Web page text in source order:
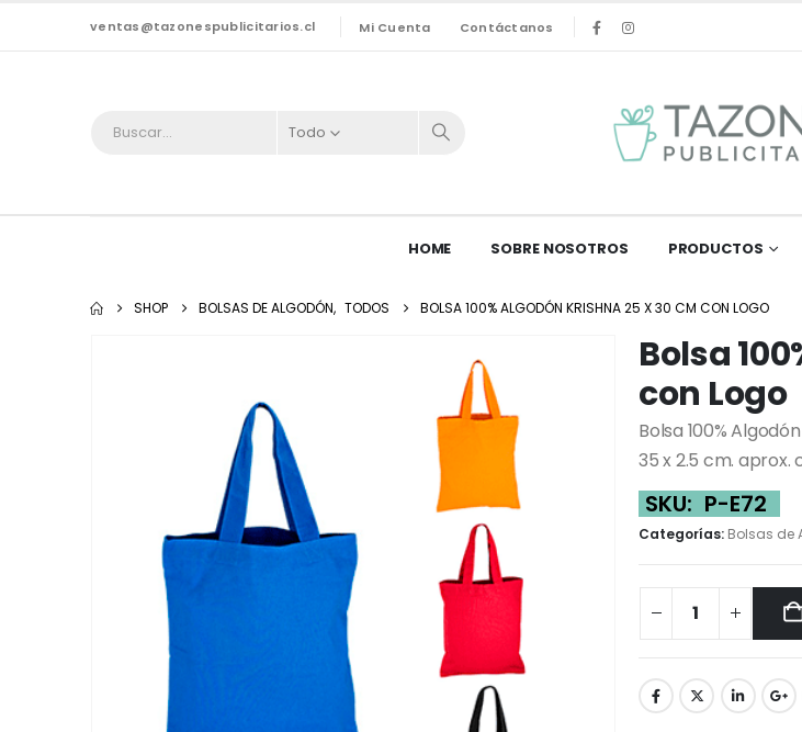
ventas@tazonespublicitarios.cl Mi Cuenta Contáctanos
Todo
HOME SOBRE NOSOTROS PRODUCTOS
SHOP BOLSAS DE ALGODÓN, TODOS BOLSA 100% ALGODÓN KRISHNA 25 X 30 CM CON LOGO
Bolsa
con Logo
Bolsa 100%
35 x 2.5 cm. aprox.
SKU: P-E72
Categorías: Bolsas de